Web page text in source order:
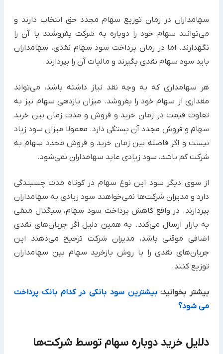
سهامداران در زمان توزیع سهام مجدد حق انتخاب دارند و
می‌توانند سهام خود را دوباره به شرکت بفروشند یا آن را
نگهدارند. اما در زمان پرداخت سود سهام نقدی، سهامداران
باید سود سهام نقدی بگیرند و مالیات آن را بپردازند.
هر سهامداری که به وجه نقد نیاز داشته باشد، می‌تواند
مقداری از سهام خود را بفروشد. میزان بازدهی سهام نیز به
تفاوت قیمت در زمان خرید و فروش و مدت زمان بین خرید
سهام و فروش مجدد آن بستگی دارد. معمولا میزان سود زیاد
نیست و اگر فاصله بین زمان خرید و فروش مجدد سهام به
شرکت کم باشد، سود زیادی عاید سهامداران نمی‌شود.
از سوی دیگر سود این نوع سهام در کوتاه مدت چسبندگی
دارد و مدیران شرکت‌ها نمی‌خواهند سود زیادی به سهامداران
بپردازند. در واقع کاهش پرداخت سود سهام، سیگنال منفی
به بازار ارسال می‌کند. به همین دلیل اگر جریان‌های نقدی
اضافی موقتی باشد، مدیران شرکت‌ ترجیح می‌دهند این
جریان‌های نقدی را با روش بازخرید سهام بین سهامداران
توزیع کنند.
بیشتر بخوانید:بیشترین سود بانکی در کدام بانک پرداخت
می شود؟
دلایل خرید دوباره سهام توسط شرکت‌ها